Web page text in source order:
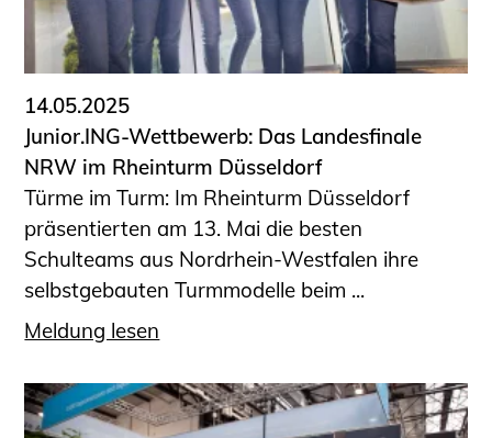
14.05.2025
Junior.ING-Wettbewerb: Das Landesfinale
NRW im Rheinturm Düsseldorf
Türme im Turm: Im Rheinturm Düsseldorf
präsentierten am 13. Mai die besten
Schulteams aus Nordrhein-Westfalen ihre
selbstgebauten Turmmodelle beim ...
Meldung lesen